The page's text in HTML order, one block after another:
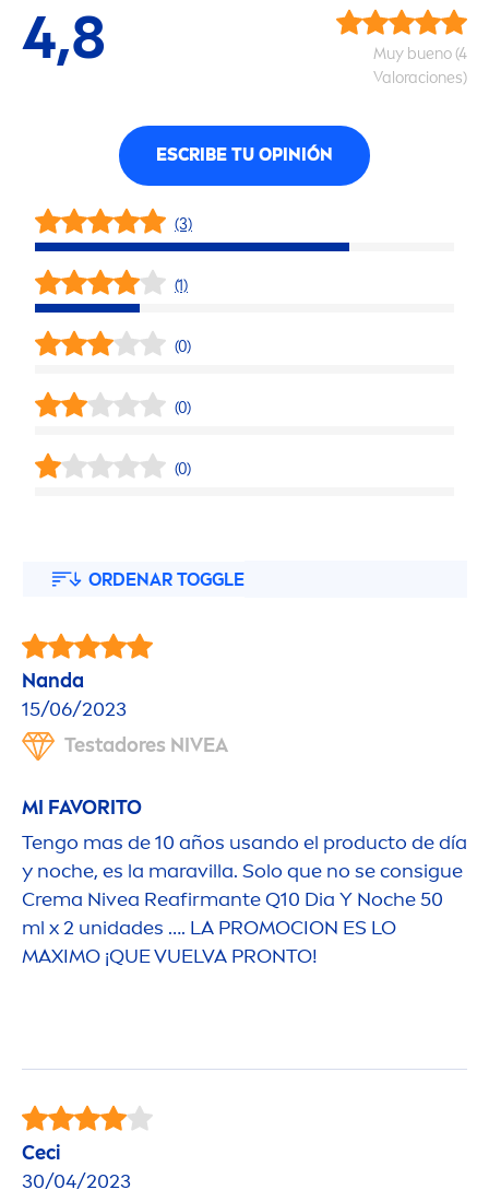
4,8
Muy bueno (4
Valoraciones)
ESCRIBE TU OPINIÓN
(3)
(1)
(0)
(0)
(0)
ORDENAR TOGGLE
Nanda
15/06/2023
Testadores NIVEA
MI FAVORITO
Tengo mas de 10 años usando el producto de día
y noche, es la maravilla. Solo que no se consigue
Crema Nivea Reafirmante Q10 Dia Y Noche 50
ml x 2 unidades …. LA PROMOCION ES LO
MAXIMO ¡QUE VUELVA PRONTO!
Ceci
30/04/2023